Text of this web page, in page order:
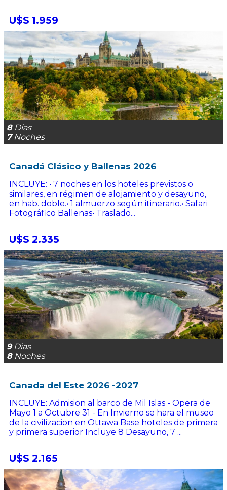
U$S 1.959
8Dias
7Noches
Canadá Clásico y Ballenas 2026
INCLUYE: • 7 noches en los hoteles previstos o
similares, en régimen de alojamiento y desayuno,
en hab. doble.• 1 almuerzo según itinerario.• Safari
Fotográfico Ballenas• Traslado...
U$S 2.335
9Dias
8Noches
Canada del Este 2026 -2027
INCLUYE: Admision al barco de Mil Islas - Opera de
Mayo 1 a Octubre 31 - En Invierno se hara el museo
de la civilizacion en Ottawa Base hoteles de primera
y primera superior Incluye 8 Desayuno, 7 ...
U$S 2.165